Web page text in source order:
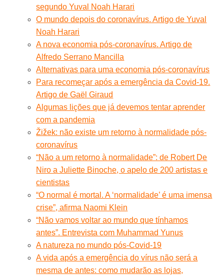
segundo Yuval Noah Harari
O mundo depois do coronavírus. Artigo de Yuval
Noah Harari
A nova economia pós-coronavírus. Artigo de
Alfredo Serrano Mancilla
Alternativas para uma economia pós-coronavírus
Para recomeçar após a emergência da Covid-19.
Artigo de Gaël Giraud
Algumas lições que já devemos tentar aprender
com a pandemia
Žižek: não existe um retorno à normalidade pós-
coronavírus
“Não a um retorno à normalidade”: de Robert De
Niro a Juliette Binoche, o apelo de 200 artistas e
cientistas
“O normal é mortal. A ‘normalidade’ é uma imensa
crise”, afirma Naomi Klein
“Não vamos voltar ao mundo que tínhamos
antes”. Entrevista com Muhammad Yunus
A natureza no mundo pós-Covid-19
A vida após a emergência do vírus não será a
mesma de antes: como mudarão as lojas,